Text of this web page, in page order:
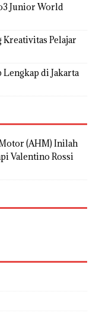
Junior World
Kreativitas Pelajar
di Jakarta
(AHM) Inilah
Valentino Rossi